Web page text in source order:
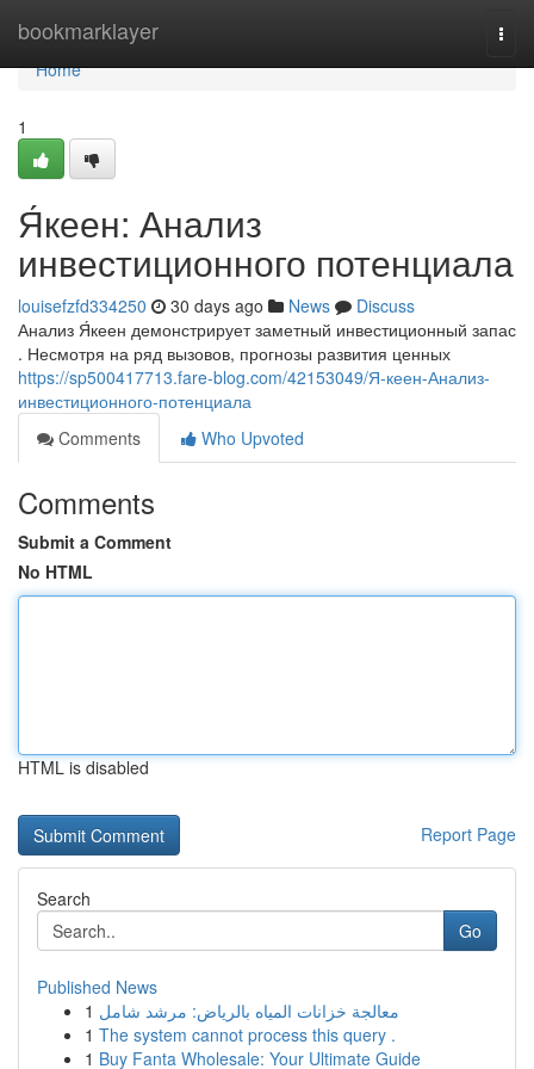
bookmarklayer
Home
Home
1
Я́кеен: Анализ
инвестиционного потенциала
louisefzfd334250 30 days ago News
Discuss
Анализ Я́кеен демонстрирует заметный инвестиционный запас
. Несмотря на ряд вызовов, прогнозы развития ценных
https://sp500417713.fare-blog.com/42153049/Я-кеен-Анализ-
инвестиционного-потенциала
Comments
Who Upvoted
Comments
Submit a Comment
No HTML
HTML is disabled
Report Page
Search
Go
Published News
1 معالجة خزانات المياه بالرياض: مرشد شامل
1 The system cannot process this query .
1 Buy Fanta Wholesale: Your Ultimate Guide